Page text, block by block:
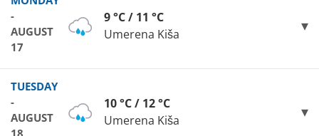
-
AUGUST
17
9 °C / 11 °C
Umerena Kiša
TUESDAY
-
AUGUST
10 °C / 12 °C
Umerena Kiša